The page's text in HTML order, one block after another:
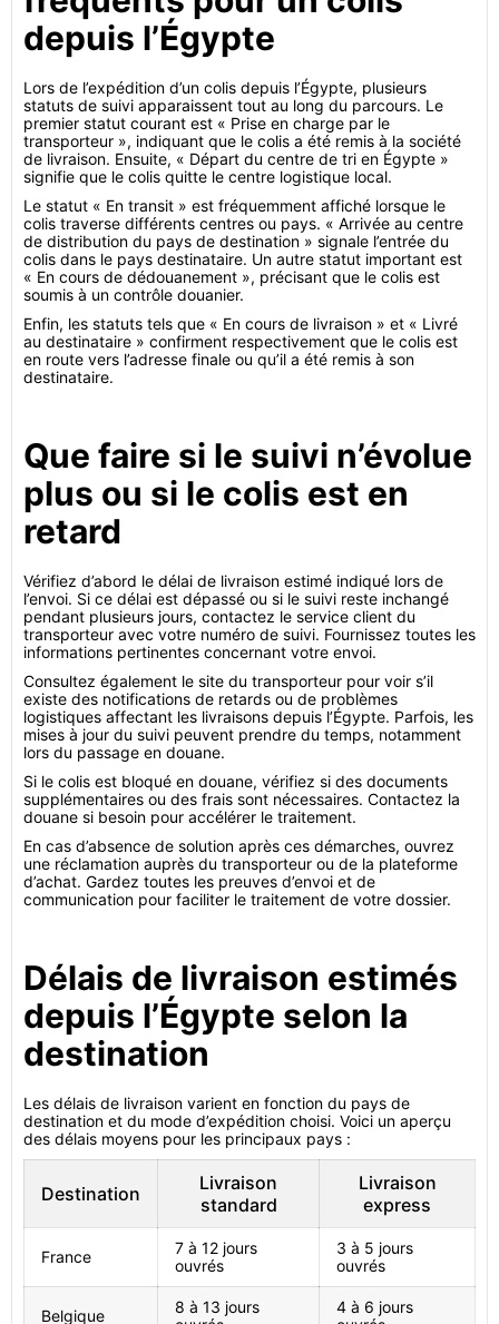
depuis l’Égypte
Lors de l’expédition d’un colis depuis l’Égypte, plusieurs
statuts de suivi apparaissent tout au long du parcours. Le
premier statut courant est « Prise en charge par le
transporteur », indiquant que le colis a été remis à la société
de livraison. Ensuite, « Départ du centre de tri en Égypte »
signifie que le colis quitte le centre logistique local.
Le statut « En transit » est fréquemment affiché lorsque le
colis traverse différents centres ou pays. « Arrivée au centre
de distribution du pays de destination » signale l’entrée du
colis dans le pays destinataire. Un autre statut important est
« En cours de dédouanement », précisant que le colis est
soumis à un contrôle douanier.
Enfin, les statuts tels que « En cours de livraison » et « Livré
au destinataire » confirment respectivement que le colis est
en route vers l’adresse finale ou qu’il a été remis à son
destinataire.
Que faire si le suivi n’évolue
plus ou si le colis est en
retard
Vérifiez d’abord le délai de livraison estimé indiqué lors de
l’envoi. Si ce délai est dépassé ou si le suivi reste inchangé
pendant plusieurs jours, contactez le service client du
transporteur avec votre numéro de suivi. Fournissez toutes les
informations pertinentes concernant votre envoi.
Consultez également le site du transporteur pour voir s’il
existe des notifications de retards ou de problèmes
logistiques affectant les livraisons depuis l’Égypte. Parfois, les
mises à jour du suivi peuvent prendre du temps, notamment
lors du passage en douane.
Si le colis est bloqué en douane, vérifiez si des documents
supplémentaires ou des frais sont nécessaires. Contactez la
douane si besoin pour accélérer le traitement.
En cas d’absence de solution après ces démarches, ouvrez
une réclamation auprès du transporteur ou de la plateforme
d’achat. Gardez toutes les preuves d’envoi et de
communication pour faciliter le traitement de votre dossier.
Délais de livraison estimés
depuis l’Égypte selon la
destination
Les délais de livraison varient en fonction du pays de
destination et du mode d’expédition choisi. Voici un aperçu
des délais moyens pour les principaux pays :
Destination
Livraison
standard
Livraison
express
France
7 à 12 jours
ouvrés
3 à 5 jours
ouvrés
Belgique
8 à 13 jours
4 à 6 jours